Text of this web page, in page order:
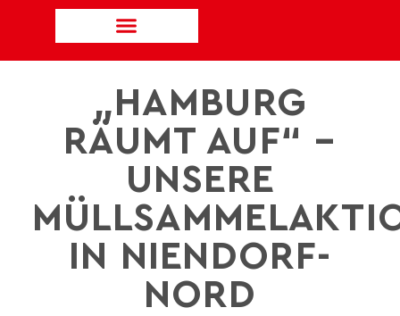
„HAMBURG
RÄUMT AUF“ –
UNSERE
IN NIENDORF-
NORD